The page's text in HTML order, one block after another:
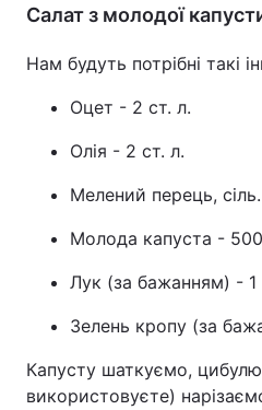
Салат з молодої
Нам будуть потрібні такі
Оцет - 2 ст. л.
Олія - 2 ст. л.
Мелений перець, сіль.
Молода капуста - 500
Лук (за бажанням) - 1
Зелень кропу (за
Капусту шаткуємо,
використовуєте)